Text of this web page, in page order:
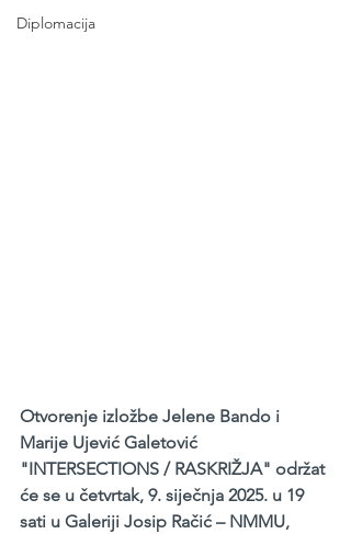
Diplomacija
Otvorenje izložbe Jelene Bando i
Marije Ujević Galetović
"INTERSECTIONS / RASKRIŽJA" održat
će se u četvrtak, 9. siječnja 2025. u 19
sati u Galeriji Josip Račić – NMMU,